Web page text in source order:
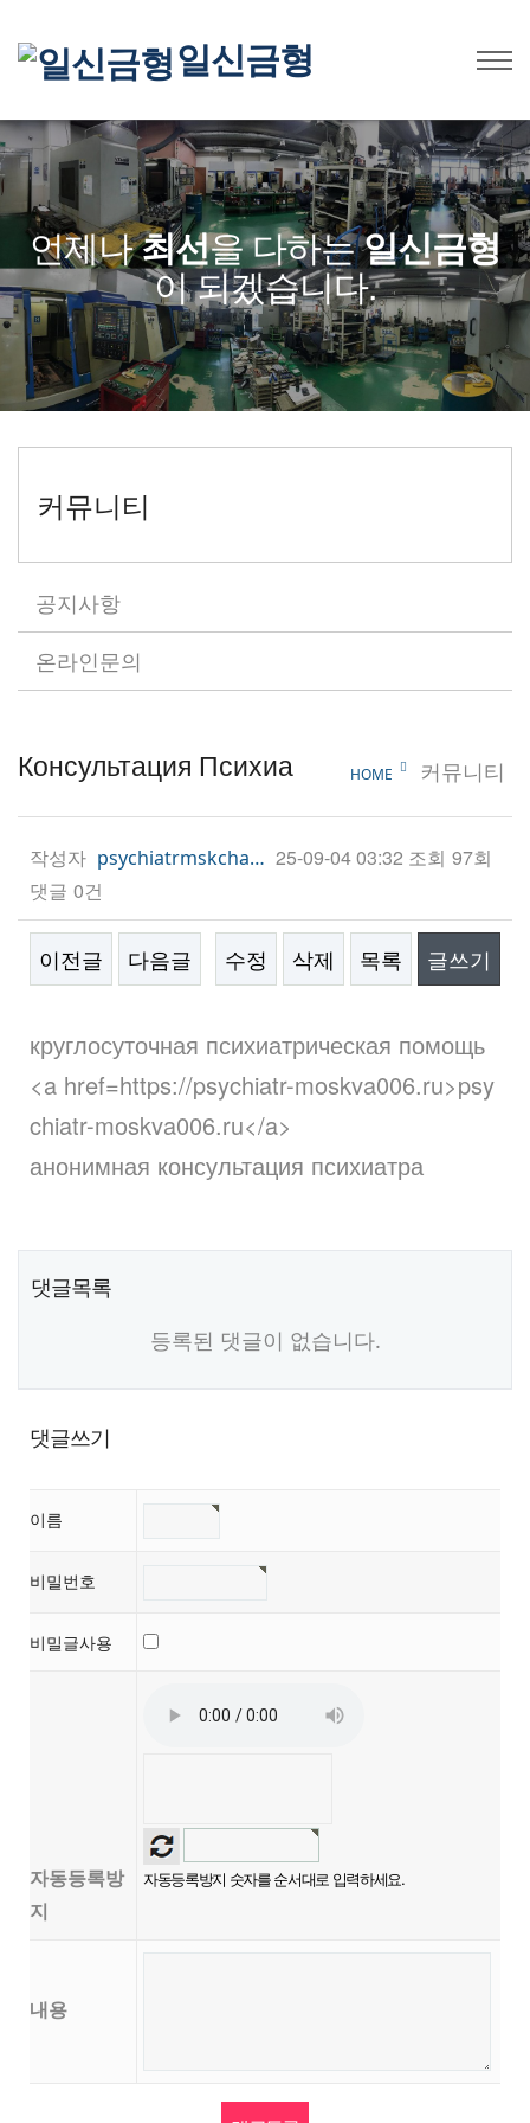
일신금형
언제나최선을 다하는일신금형
이 되겠습니다.
커뮤니티
공지사항
온라인문의
Консультация Психиа HOME 커뮤니티
작성자 psychiatrmskcha… 25-09-04 03:32 조회 97회
댓글 0건
이전글 다음글 수정 삭제 목록 글쓰기
본문
круглосуточная психиатрическая помощь
<a href=https://psychiatr-moskva006.ru>psy
chiatr-moskva006.ru</a>
анонимная консультация психиатра
댓글목록
등록된 댓글이 없습니다.
댓글쓰기
이름
비밀번호
비밀글사용
자동등록방
지
자동등록방지 숫자를 순서대로 입력하세요.
내용